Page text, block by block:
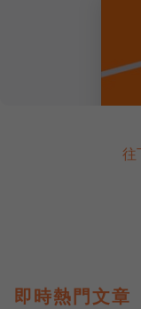
往
即時熱門文章